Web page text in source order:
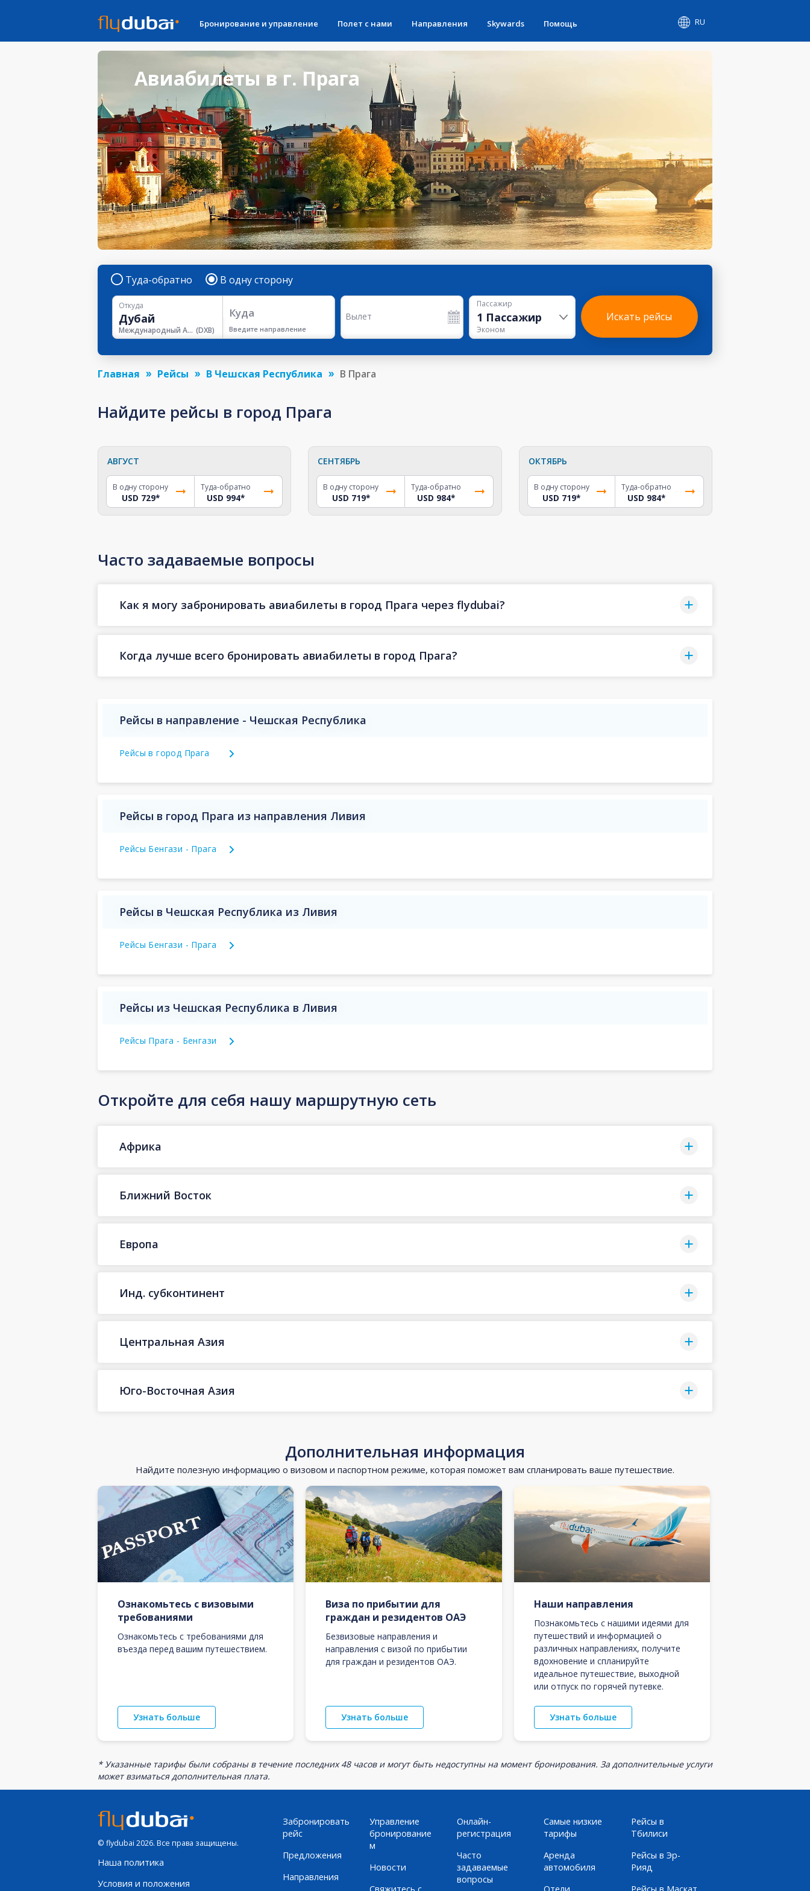
Бронирование и управление Полет с нами Направления Skywards Помощь RU
Авиабилеты в г. Прага
Туда-обратно В одну сторону
Откуда
Международный Аэропорт Дубая (DXB)
Куда
Введите направление
Вылет
Пассажир
1 Пассажир
Эконом
Искать рейсы
Главная Рейсы В Чешская Республика В Прага
Найдите рейсы в город Прага
АВГУСТ
В одну сторону
USD 729*
Туда-обратно
USD 994*
СЕНТЯБРЬ
В одну сторону
USD 719*
Туда-обратно
USD 984*
ОКТЯБРЬ
В одну сторону
USD 719*
Туда-обратно
USD 984*
Часто задаваемые вопросы
Как я могу забронировать авиабилеты в город Прага через flydubai?
Когда лучше всего бронировать авиабилеты в город Прага?
Рейсы в направление - Чешская Республика
Рейсы в город Прага
Рейсы в город Прага из направления Ливия
Рейсы Бенгази - Прага
Рейсы в Чешская Республика из Ливия
Рейсы Бенгази - Прага
Рейсы из Чешская Республика в Ливия
Рейсы Прага - Бенгази
Откройте для себя нашу маршрутную сеть
Африка
Ближний Восток
Европа
Инд. субконтинент
Центральная Азия
Юго-Восточная Азия
Дополнительная информация
Найдите полезную информацию о визовом и паспортном режиме, которая поможет вам спланировать ваше путешествие.
Ознакомьтесь с визовыми
требованиями
Ознакомьтесь с требованиями для
въезда перед вашим путешествием.
Узнать больше
Виза по прибытии для
граждан и резидентов ОАЭ
Безвизовые направления и
направления с визой по прибытии
для граждан и резидентов ОАЭ.
Узнать больше
Наши направления
Познакомьтесь с нашими идеями для
путешествий и информацией о
различных направлениях, получите
вдохновение и спланируйте
идеальное путешествие, выходной
или отпуск по горячей путевке.
Узнать больше
* Указанные тарифы были собраны в течение последних 48 часов и могут быть недоступны на момент бронирования. За дополнительные услуги
может взиматься дополнительная плата.
© flydubai 2026. Все права защищены.
Наша политика
Условия и положения
Забронировать
рейс
Предложения
Направления
Управление
бронирование
м
Новости
Свяжитесь с
Онлайн-
регистрация
Часто
задаваемые
вопросы
Самые низкие
тарифы
Аренда
автомобиля
Отели
Рейсы в
Тбилиси
Рейсы в Эр-
Рияд
Рейсы в Маскат